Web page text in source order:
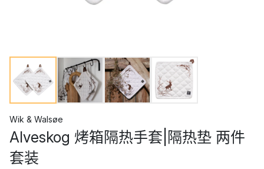
Wik & Walsøe
Alveskog 烤箱隔热手套|隔热垫 两件
套装